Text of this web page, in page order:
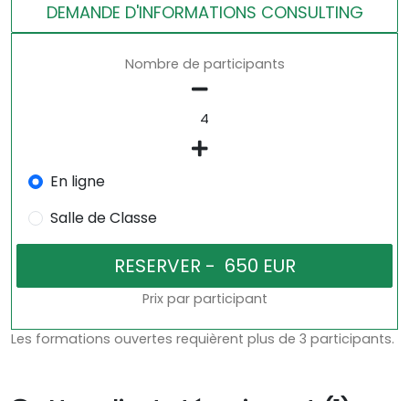
DEMANDE D'INFORMATIONS CONSULTING
Nombre de participants
En ligne
Salle de Classe
Prix par participant
Les formations ouvertes requièrent plus de 3 participants.